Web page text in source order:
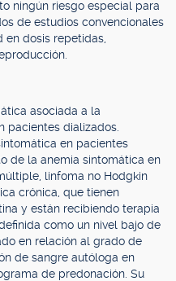
ningún riesgo especial para
de estudios convencionales
dosis repetidas,
asociada a la
pacientes dializados.
en pacientes
de la anemia sintomática en
linfoma no Hodgkin
crónica, que tienen
y están recibiendo terapia
como un nivel bajo de
en relación al grado de
de sangre autóloga en
de predonación. Su